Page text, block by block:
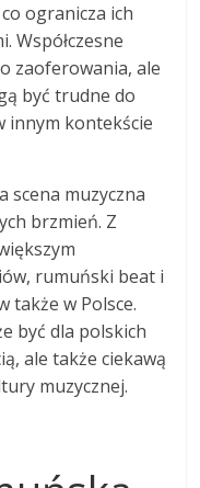
ogranicza ich
Współczesne
zaoferowania, ale
być trudne do
innym kontekście
scena muzyczna
brzmień. Z
rumuński beat i
także w Polsce.
być dla polskich
ale także ciekawą
muzycznej.